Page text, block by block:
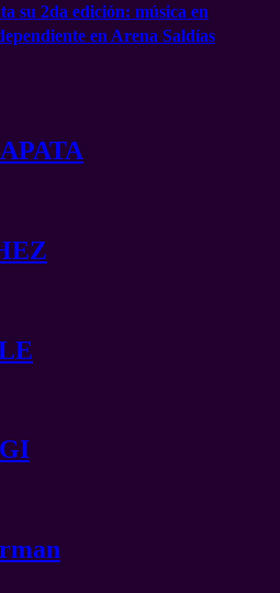
su 2da edición: música en
en Arena Saldías